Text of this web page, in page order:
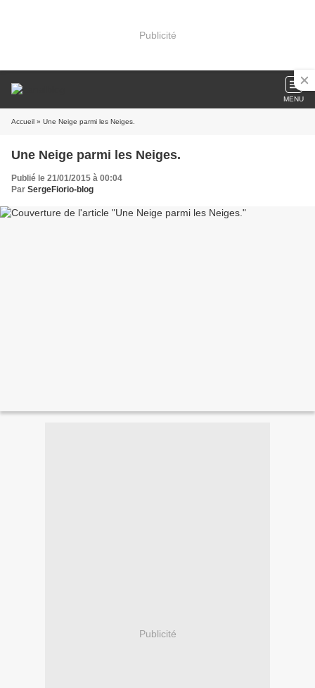
Publicité
MENU
Accueil » Une Neige parmi les Neiges.
Une Neige parmi les Neiges.
Publié le 21/01/2015 à 00:04
Par SergeFiorio-blog
Publicité